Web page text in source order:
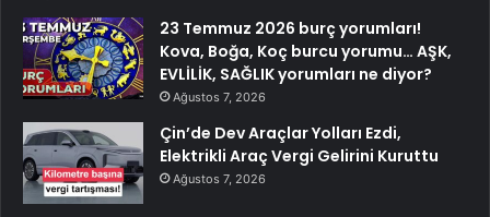
23 Temmuz 2026 burç yorumları!
Kova, Boğa, Koç burcu yorumu… AŞK,
EVLİLİK, SAĞLIK yorumları ne diyor?
Ağustos 7, 2026
Çin’de Dev Araçlar Yolları Ezdi,
Elektrikli Araç Vergi Gelirini Kuruttu
Ağustos 7, 2026